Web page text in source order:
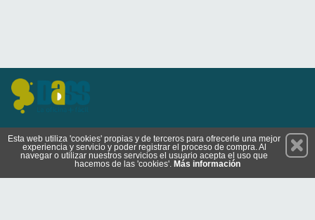
Suscríbete
Esta web utiliza 'cookies' propias y de terceros para ofrecerle una mejor
experiencia y servicio y poder registrar el proceso de compra. Al
navegar o utilizar nuestros servicios el usuario acepta el uso que
hacemos de las 'cookies'. Más información